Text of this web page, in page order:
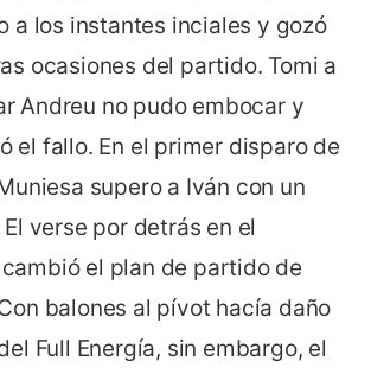
a los instantes inciales y gozó
ocasiones del partido. Tomi a
Andreu no pudo embocar y
el fallo. En el primer disparo de
supero a Iván con un
verse por detrás en el
el plan de partido de
balones al pívot hacía daño
Full Energía, sin embargo, el